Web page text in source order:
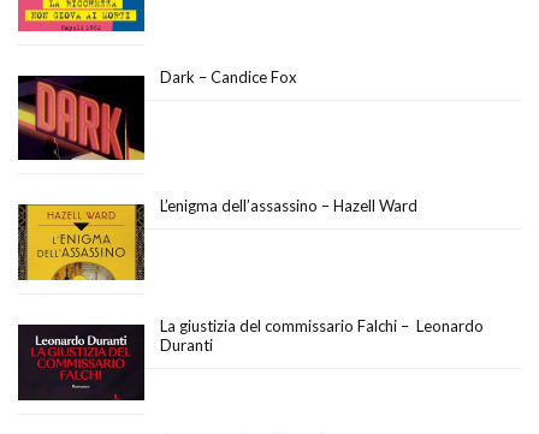
Dark – Candice Fox
L’enigma dell’assassino – Hazell Ward
La giustizia del commissario Falchi – Leonardo
Duranti